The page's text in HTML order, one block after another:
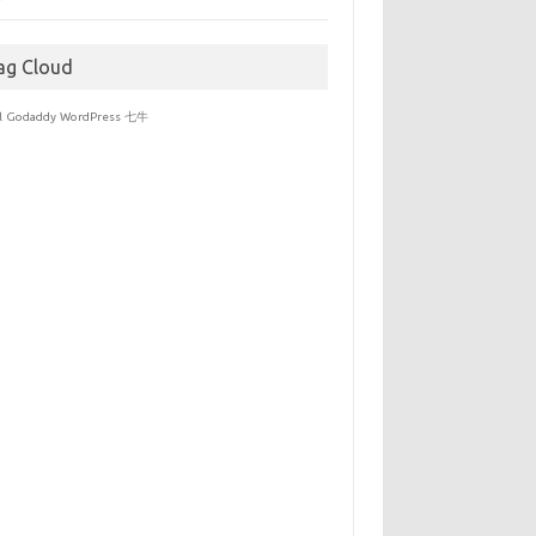
Cloud
Godaddy WordPress 七牛